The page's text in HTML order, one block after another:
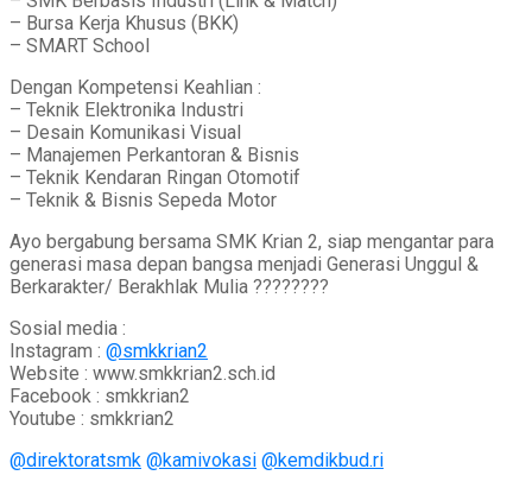
– Bursa Kerja Khusus (BKK)
– SMART School
Dengan Kompetensi Keahlian :
– Teknik Elektronika Industri
– Desain Komunikasi Visual
– Manajemen Perkantoran & Bisnis
– Teknik Kendaran Ringan Otomotif
– Teknik & Bisnis Sepeda Motor
Ayo bergabung bersama SMK Krian 2, siap mengantar para
generasi masa depan bangsa menjadi Generasi Unggul &
Berkarakter/ Berakhlak Mulia ????????
Sosial media :
Instagram : @smkkrian2
Website : www.smkkrian2.sch.id
Facebook : smkkrian2
Youtube : smkkrian2
@direktoratsmk @kamivokasi @kemdikbud.ri